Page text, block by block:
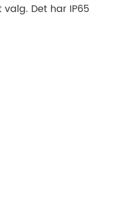
Det har IP65